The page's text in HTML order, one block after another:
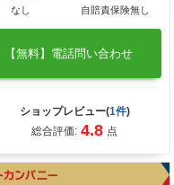
なし
自賠責保険無し
【無料】電話問い合わせ
ショップレビュー(1件)
総合評価: 4.8 点